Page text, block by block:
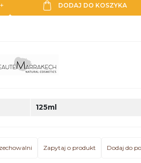
+ DODAJ DO KOSZYKA
125ml
Zapytaj o produkt Dodaj do